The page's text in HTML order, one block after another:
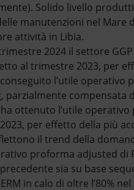
Solido livello
manutenzioni nel Mare
attività in Libia.
2024 il settore
al trimestre 2023, per
l’utile
parzialmente compensata
ottenuto l’utile
per effetto della più
il trend della
proforma adjusted
sia su base
in calo di oltre l’80%